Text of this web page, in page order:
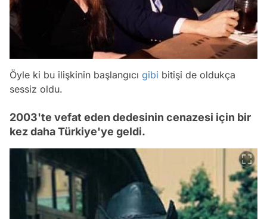
Öyle ki bu ilişkinin başlangıcı gibi bitişi de oldukça
sessiz oldu.
2003'te vefat eden dedesinin cenazesi için bir
kez daha Türkiye'ye geldi.